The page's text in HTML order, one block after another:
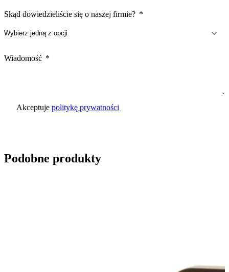
Skąd dowiedzieliście się o naszej firmie?
Wiadomość
Akceptuje politykę prywatności
Podobne produkty